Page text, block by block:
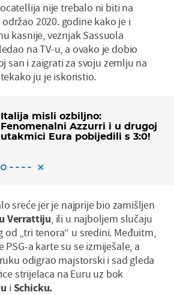
nije trebalo ni biti na
2020. godine kako je i
kasnije, veznjak Sassuola
na TV-u, a ovako je dobio
san i zaigrati za svoju zemlju na
ju je iskoristio.
Italija misli ozbiljno:
Fenomenalni Azzurri i u drugoj
utakmici Eura pobijedili s 3:0!
sreće jer je najprije bio zamišljen
Verrattiju , ili u najboljem slučaju
od „tri tenora“ u sredini. Međuitm,
PSG-a karte su se izmiješale, a
odigrao majstorski i sad gleda
strijelaca na Euru uz bok
i Schicku.